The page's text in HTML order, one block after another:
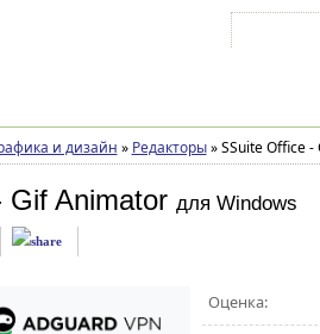
и дизайн » Редакторы »SSuite Office -
Gif Animator для Windows
Оценка: